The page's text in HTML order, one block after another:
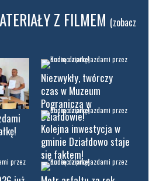
Z FILMEM (zobacz
Niezwykły, twórczy
czas w Muzeum
Pogranicza w
Działdowie!
Kolejna inwestycja w
gminie Działdowo staje
się faktem!